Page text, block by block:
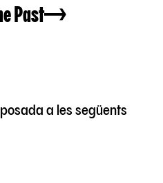
Past
a les següents